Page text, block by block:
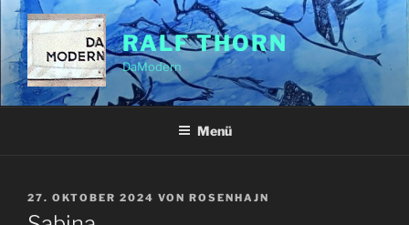
Zum
Inhalt
springen
RALF THORN
DaModern
Menü
VERÖFFENTLICHT
AM
27. OKTOBER 2024 VON ROSENHAJN